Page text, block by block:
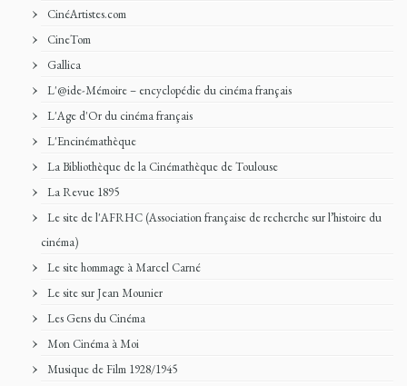
CinéArtistes.com
CineTom
Gallica
L'@ide-Mémoire – encyclopédie du cinéma français
L'Age d'Or du cinéma français
L'Encinémathèque
La Bibliothèque de la Cinémathèque de Toulouse
La Revue 1895
Le site de l'AFRHC (Association française de recherche sur l’histoire du
cinéma)
Le site hommage à Marcel Carné
Le site sur Jean Mounier
Les Gens du Cinéma
Mon Cinéma à Moi
Musique de Film 1928/1945